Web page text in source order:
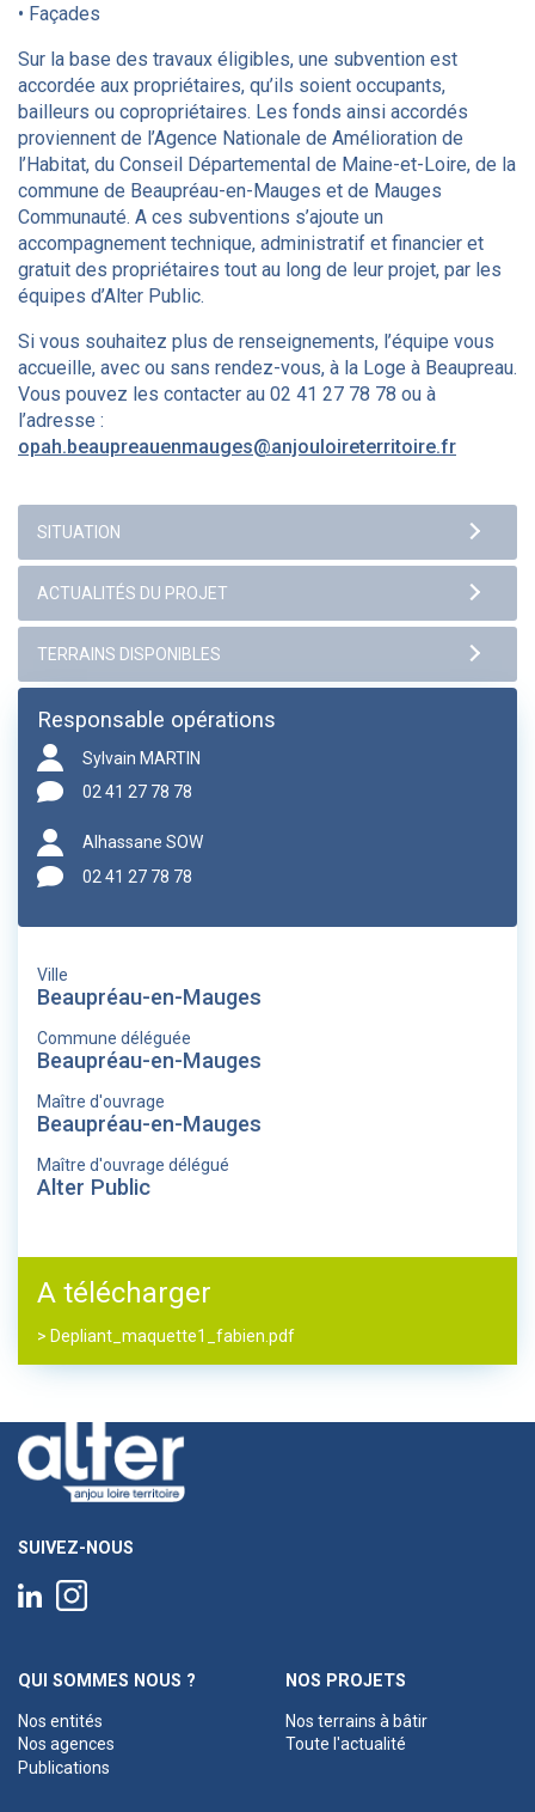
• Façades
Sur la base des travaux éligibles, une subvention est
accordée aux propriétaires, qu’ils soient occupants,
bailleurs ou copropriétaires. Les fonds ainsi accordés
proviennent de l’Agence Nationale de Amélioration de
l’Habitat, du Conseil Départemental de Maine-et-Loire, de la
commune de Beaupréau-en-Mauges et de Mauges
Communauté. A ces subventions s’ajoute un
accompagnement technique, administratif et financier et
gratuit des propriétaires tout au long de leur projet, par les
équipes d’Alter Public.
Si vous souhaitez plus de renseignements, l’équipe vous
accueille, avec ou sans rendez-vous, à la Loge à Beaupreau.
Vous pouvez les contacter au 02 41 27 78 78 ou à
l’adresse :
opah.beaupreauenmauges@anjouloireterritoire.fr
Responsable opérations
Sylvain MARTIN
02 41 27 78 78
Alhassane SOW
02 41 27 78 78
Ville
Beaupréau-en-Mauges
Commune déléguée
Beaupréau-en-Mauges
Maître d'ouvrage
Beaupréau-en-Mauges
Maître d'ouvrage délégué
Alter Public
A télécharger
> Depliant_maquette1_fabien.pdf
SUIVEZ-NOUS
QUI SOMMES NOUS ?
Nos entités
Nos agences
Publications
NOS PROJETS
Nos terrains à bâtir
Toute l'actualité